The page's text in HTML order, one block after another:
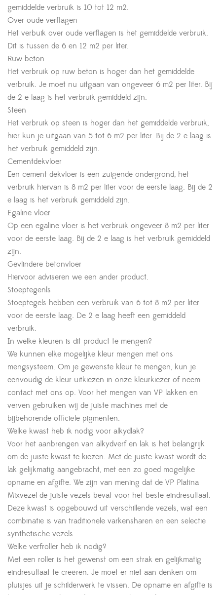
gemiddelde verbruik is 10 tot 12 m2.
Over oude verflagen
Het verbuik over oude verflagen is het gemiddelde verbruik.
Dit is tussen de 6 en 12 m2 per liter.
Ruw beton
Het verbruik op ruw beton is hoger dan het gemiddelde
verbruik. Je moet nu uitgaan van ongeveer 6 m2 per liter. Bij
de 2 e laag is het verbruik gemiddeld zijn.
Steen
Het verbruik op steen is hoger dan het gemiddelde verbruik,
hier kun je uitgaan van 5 tot 6 m2 per liter. Bij de 2 e laag is
het verbruik gemiddeld zijn.
Cementdekvloer
Een cement dekvloer is een zuigende ondergrond, het
verbruik hiervan is 8 m2 per liter voor de eerste laag. Bij de 2
e laag is het verbruik gemiddeld zijn.
Egaline vloer
Op een egaline vloer is het verbruik ongeveer 8 m2 per liter
voor de eerste laag. Bij de 2 e laag is het verbruik gemiddeld
zijn.
Gevlindere betonvloer
Hiervoor adviseren we een ander product.
Stoeptegenls
Stoeptegels hebben een verbruik van 6 tot 8 m2 per liter
voor de eerste laag. De 2 e laag heeft een gemiddeld
verbruik.
In welke kleuren is dit product te mengen?
We kunnen elke mogelijke kleur mengen met ons
mengsysteem. Om je gewenste kleur te mengen, kun je
eenvoudig de kleur uitkiezen in onze kleurkiezer of neem
contact met ons op. Voor het mengen van VP lakken en
verven gebruiken wij de juiste machines met de
bijbehorende officiële pigmenten.
Welke kwast heb ik nodig voor alkydlak?
Voor het aanbrengen van alkydverf en lak is het belangrijk
om de juiste kwast te kiezen. Met de juiste kwast wordt de
lak gelijkmatig aangebracht, met een zo goed mogelijke
opname en afgifte. We zijn van mening dat de VP Platina
Mixvezel de juiste vezels bevat voor het beste eindresultaat.
Deze kwast is opgebouwd uit verschillende vezels, wat een
combinatie is van traditionele varkensharen en een selectie
synthetische vezels.
Welke verfroller heb ik nodig?
Met een roller is het gewenst om een strak en gelijkmatig
eindresultaat te creëren. Je moet er niet aan denken om
pluisjes uit je schilderwerk te vissen. De opname en afgifte is